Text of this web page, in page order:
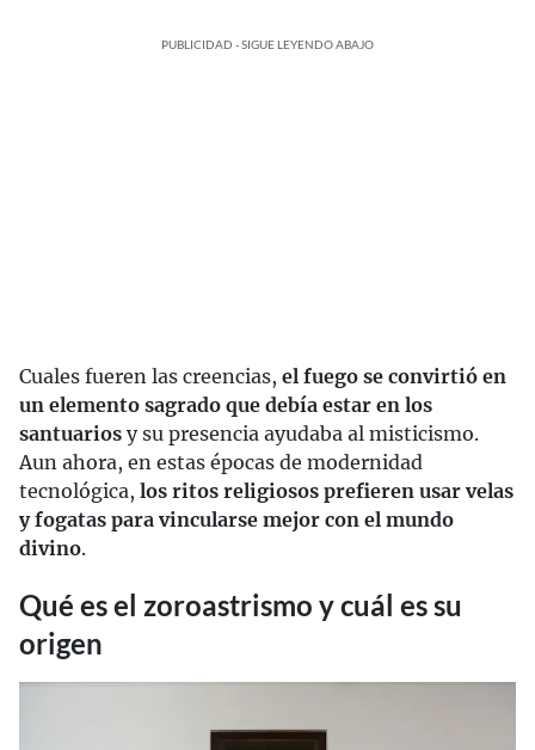
PUBLICIDAD - SIGUE LEYENDO ABAJO
Cuales fueren las creencias, el fuego se convirtió en
un elemento sagrado que debía estar en los
santuarios y su presencia ayudaba al misticismo.
Aun ahora, en estas épocas de modernidad
tecnológica, los ritos religiosos prefieren usar velas
y fogatas para vincularse mejor con el mundo
divino.
Qué es el zoroastrismo y cuál es su
origen